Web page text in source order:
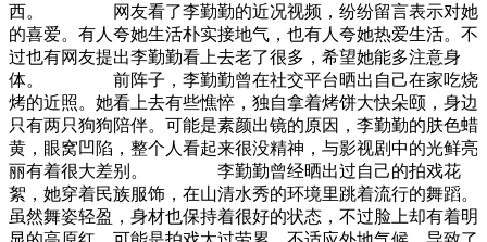
西。 网友看了李勤勤的近况视频，纷纷留言表示对她
的喜爱。有人夸她生活朴实接地气，也有人夸她热爱生活。不
过也有网友提出李勤勤看上去老了很多，希望她能多注意身
体。 前阵子，李勤勤曾在社交平台晒出自己在家吃烧
烤的近照。她看上去有些憔悴，独自拿着烤饼大快朵颐，身边
只有两只狗狗陪伴。可能是素颜出镜的原因，李勤勤的肤色蜡
黄，眼窝凹陷，整个人看起来很没精神，与影视剧中的光鲜亮
丽有着很大差别。 李勤勤曾经晒出过自己的拍戏花
絮，她穿着民族服饰，在山清水秀的环境里跳着流行的舞蹈。
虽然舞姿轻盈，身材也保持着很好的状态，不过脸上却有着明